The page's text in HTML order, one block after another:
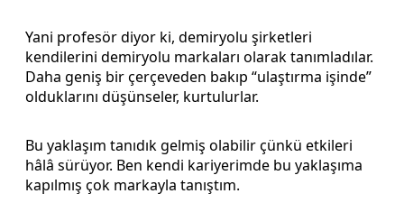
Yani profesör diyor ki, demiryolu şirketleri
kendilerini demiryolu markaları olarak tanımladılar.
Daha geniş bir çerçeveden bakıp “ulaştırma işinde”
olduklarını düşünseler, kurtulurlar.
Bu yaklaşım tanıdık gelmiş olabilir çünkü etkileri
hâlâ sürüyor. Ben kendi kariyerimde bu yaklaşıma
kapılmış çok markayla tanıştım.